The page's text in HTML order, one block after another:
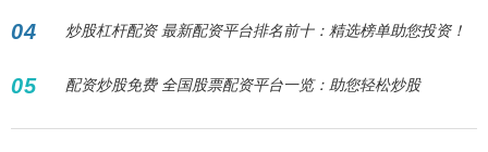
04 炒股杠杆配资 最新配资平台排名前十：精选榜单助您投资！
05 配资炒股免费 全国股票配资平台一览：助您轻松炒股